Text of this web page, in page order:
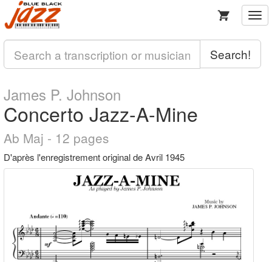
Search!
James P. Johnson
Concerto Jazz-A-Mine
Ab Maj - 12 pages
D'après l'enregistrement original de Avril 1945